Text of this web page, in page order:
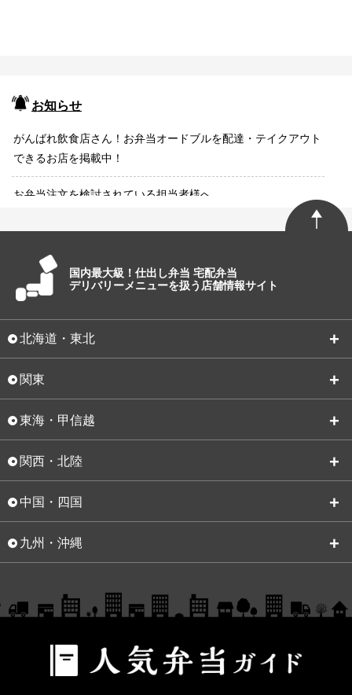
お知らせ
がんばれ飲食店さん！お弁当オードブルを配達・テイクアウト
できるお店を掲載中！
お弁当注文を検討されている担当者様へ
国内最大級！仕出し弁当 宅配弁当
デリバリーメニューを扱う店舗情報サイト
北海道・東北
関東
東海・甲信越
関西・北陸
中国・四国
九州・沖縄